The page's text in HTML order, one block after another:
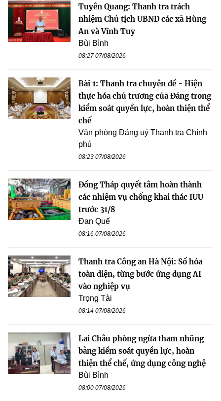
Tuyên Quang: Thanh tra trách
nhiệm Chủ tịch UBND các xã Hùng
An và Vĩnh Tuy
Bùi Bình
08:27 07/08/2026
Bài 1: Thanh tra chuyên đề - Hiện
thực hóa chủ trương của Đảng trong
kiểm soát quyền lực, hoàn thiện thể
chế
Văn phòng Đảng uỷ Thanh tra Chính
phủ
08:23 07/08/2026
Đồng Tháp quyết tâm hoàn thành
các nhiệm vụ chống khai thác IUU
trước 31/8
Đan Quế
08:16 07/08/2026
Thanh tra Công an Hà Nội: Số hóa
toàn diện, từng bước ứng dụng AI
vào nghiệp vụ
Trọng Tài
08:14 07/08/2026
Lai Châu phòng ngừa tham nhũng
bằng kiểm soát quyền lực, hoàn
thiện thể chế, ứng dụng công nghệ
Bùi Bình
08:00 07/08/2026